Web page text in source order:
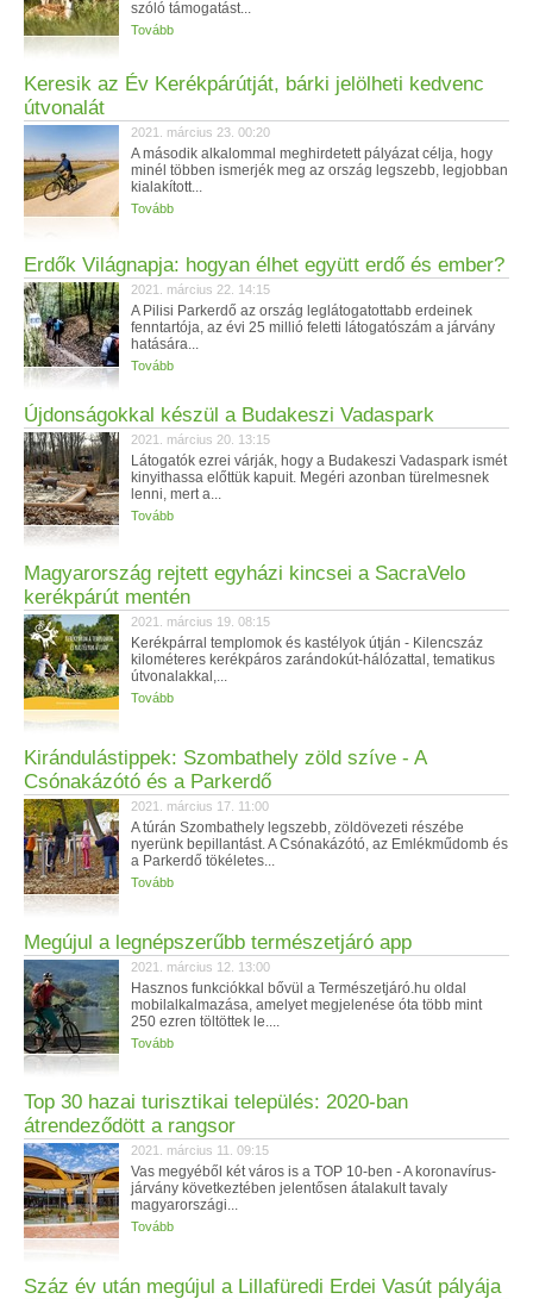
szóló támogatást...
Tovább
Keresik az Év Kerékpárútját, bárki jelölheti kedvenc
útvonalát
2021. március 23. 00:20
A második alkalommal meghirdetett pályázat célja, hogy
minél többen ismerjék meg az ország legszebb, legjobban
kialakított...
Tovább
Erdők Világnapja: hogyan élhet együtt erdő és ember?
2021. március 22. 14:15
A Pilisi Parkerdő az ország leglátogatottabb erdeinek
fenntartója, az évi 25 millió feletti látogatószám a járvány
hatására...
Tovább
Újdonságokkal készül a Budakeszi Vadaspark
2021. március 20. 13:15
Látogatók ezrei várják, hogy a Budakeszi Vadaspark ismét
kinyithassa előttük kapuit. Megéri azonban türelmesnek
lenni, mert a...
Tovább
Magyarország rejtett egyházi kincsei a SacraVelo
kerékpárút mentén
2021. március 19. 08:15
Kerékpárral templomok és kastélyok útján - Kilencszáz
kilométeres kerékpáros zarándokút-hálózattal, tematikus
útvonalakkal,...
Tovább
Kirándulástippek: Szombathely zöld szíve - A
Csónakázótó és a Parkerdő
2021. március 17. 11:00
A túrán Szombathely legszebb, zöldövezeti részébe
nyerünk bepillantást. A Csónakázótó, az Emlékműdomb és
a Parkerdő tökéletes...
Tovább
Megújul a legnépszerűbb természetjáró app
2021. március 12. 13:00
Hasznos funkciókkal bővül a Természetjáró.hu oldal
mobilalkalmazása, amelyet megjelenése óta több mint
250 ezren töltöttek le....
Tovább
Top 30 hazai turisztikai település: 2020-ban
átrendeződött a rangsor
2021. március 11. 09:15
Vas megyéből két város is a TOP 10-ben - A koronavírus-
járvány következtében jelentősen átalakult tavaly
magyarországi...
Tovább
Száz év után megújul a Lillafüredi Erdei Vasút pályája